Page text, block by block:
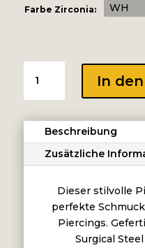
Farbe Zirconia:
MICRO
ATTACHMENT
WITH
PREMIUM
ZIRCONIA
CRESCENT
Menge
In
Beschreibung
Zusätzliche
Dieser stilvolle
perfekte
Piercings.
Surgical